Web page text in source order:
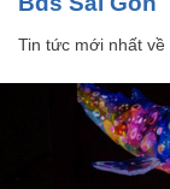
Tin tức mới nhất về